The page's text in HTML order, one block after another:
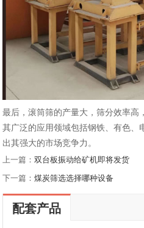
最后，滚筒筛的产量大，筛分效率高
其广泛的应用领域包括钢铁、有色、
出其强大的市场竞争力‌。
上一篇：双台板振动给矿机即将发货
下一篇：煤炭筛选选择哪种设备
配套产品